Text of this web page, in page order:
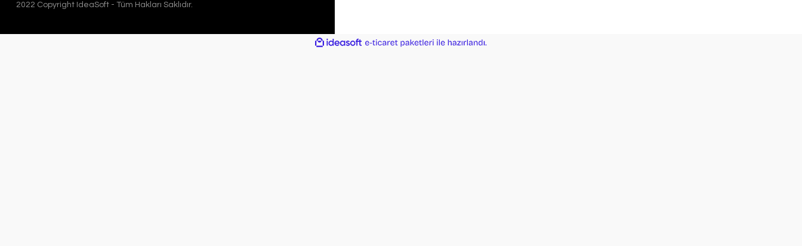
2022 Copyright IdeaSoft - Tüm Hakları Saklıdır.
ideasoft
e-